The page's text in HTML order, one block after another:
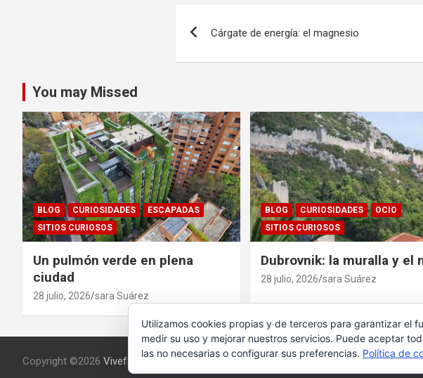
Cárgate de energía: el magnesio
You may Missed
BLOG CURIOSIDADES
ESCAPADAS
SITIOS CURIOSOS
Un pulmón verde en plena
ciudad
28 julio, 2026 sara Suárez
BLOG CURIOSIDADES
OCIO
SITIOS CURIOSOS
Dubrovnik: la muralla y el
28 julio, 2026 sara Suárez
Copyright ©2026 Vivefeliz :) Tema por:Theme Horse Funciona gracias a:
Utilizamos cookies propias y de terceros para garantizar el
medir su uso y mejorar nuestros servicios. Puede aceptar
las no necesarias o configurar sus preferencias. Política de